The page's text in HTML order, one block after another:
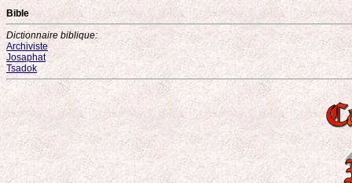
Bible
Dictionnaire biblique:
Archiviste
Josaphat
Tsadok